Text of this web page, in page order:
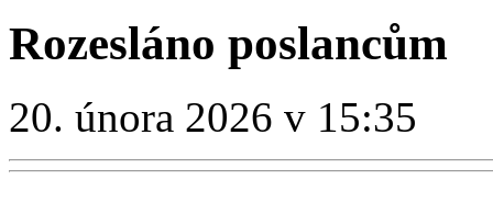
Rozesláno poslancům
20. února 2026 v 15:35